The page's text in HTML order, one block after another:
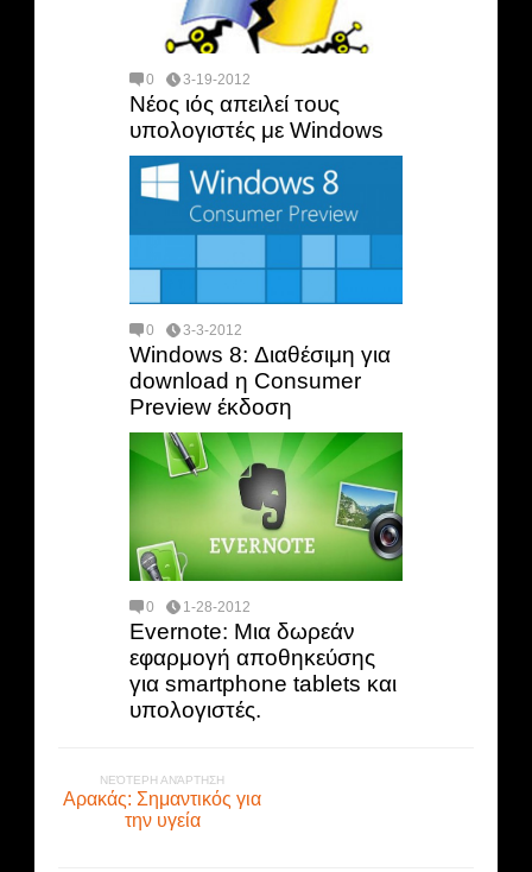
0 3-19-2012
Νέος ιός απειλεί τους
υπολογιστές με Windows
0 3-3-2012
Windows 8: Διαθέσιμη για
download η Consumer
Preview έκδοση
0 1-28-2012
Evernote: Μια δωρεάν
εφαρμογή αποθηκεύσης
για smartphone tablets και
υπολογιστές.
ΝΕΌΤΕΡΗ ΑΝΆΡΤΗΣΗ
Αρακάς: Σημαντικός για
την υγεία